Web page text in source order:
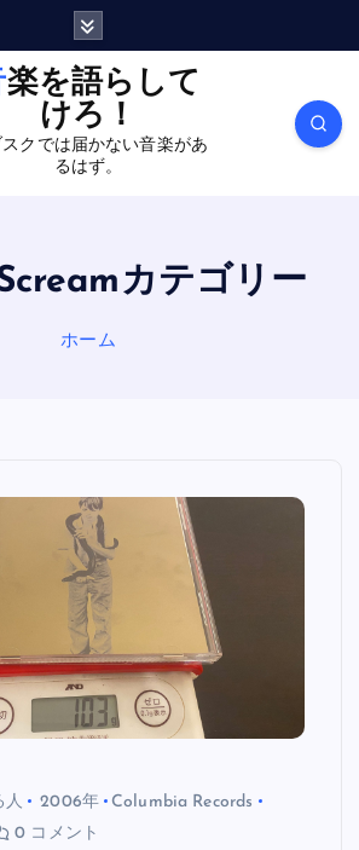
けろ！
クでは届かない音楽があ
るはず。
カテゴリー
ホーム
人 2006年
Columbia Records
0 コメント